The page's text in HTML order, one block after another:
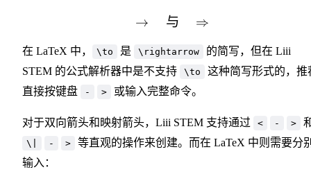
\rightarrow \quad
→ 与 ⇒
在 LaTeX 中， \to 是 \rightarrow
的简写，但在 Liii
STEM 的公式解析器中是不支持
\to
这种简写形式的，推
直接按键盘
- > 或输入完整命令。
对于双向箭头和映射箭头，Liii STEM 支持通过 < - >
\| - >
等直观的操作来创建。而在 LaTeX 中则需要分
输入：